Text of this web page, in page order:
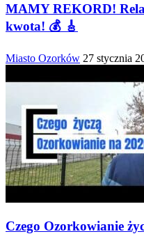
MAMY REKORD!
kwota! 💰 🎸
Miasto Ozorków 27 stycznia
Czego Ozorkowianie